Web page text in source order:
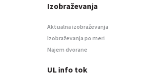
Izobraževanja
Aktualna izobraževanja
Izobraževanja po meri
Najem dvorane
UL info tok